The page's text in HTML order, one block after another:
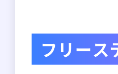
フリース